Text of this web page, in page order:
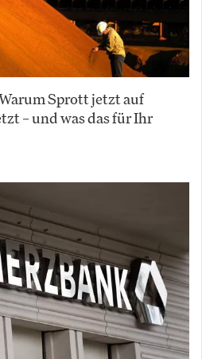
Sprott jetzt auf
– und was das für Ihr